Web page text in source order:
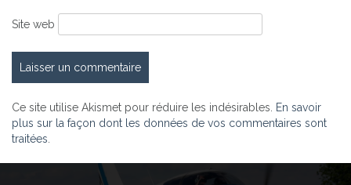
Site web
Ce site utilise Akismet pour réduire les indésirables. En savoir
plus sur la façon dont les données de vos commentaires sont
traitées